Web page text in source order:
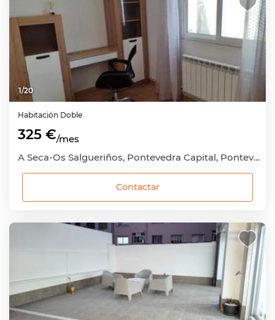
1/20
Habitación Doble
325 €/mes
A Seca-Os Salgueriños, Pontevedra Capital, Pontevedra
Contactar